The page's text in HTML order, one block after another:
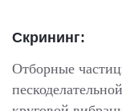
Скрининг:
Отборные